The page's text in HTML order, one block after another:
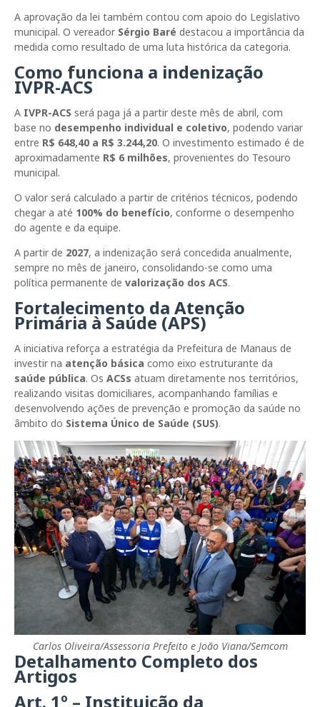
A aprovação da lei também contou com apoio do Legislativo
municipal. O vereador Sérgio Baré destacou a importância da
medida como resultado de uma luta histórica da categoria.
Como funciona a indenização
IVPR-ACS
A IVPR-ACS será paga já a partir deste mês de abril, com
base no desempenho individual e coletivo, podendo variar
entre R$ 648,40 a R$ 3.244,20. O investimento estimado é de
aproximadamente R$ 6 milhões, provenientes do Tesouro
municipal.
O valor será calculado a partir de critérios técnicos, podendo
chegar a até 100% do benefício, conforme o desempenho
do agente e da equipe.
A partir de 2027, a indenização será concedida anualmente,
sempre no mês de janeiro, consolidando-se como uma
política permanente de valorização dos ACS.
Fortalecimento da Atenção
Primária à Saúde (APS)
A iniciativa reforça a estratégia da Prefeitura de Manaus de
investir na atenção básica como eixo estruturante da
saúde pública. Os ACSs atuam diretamente nos territórios,
realizando visitas domiciliares, acompanhando famílias e
desenvolvendo ações de prevenção e promoção da saúde no
âmbito do Sistema Único de Saúde (SUS).
Carlos Oliveira/Assessoria Prefeito e João Viana/Semcom
Detalhamento Completo dos
Artigos
Art. 1º – Instituição da